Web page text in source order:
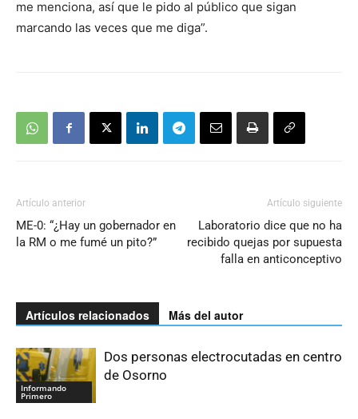
me menciona, así que le pido al público que sigan
marcando las veces que me diga”.
Artículo anterior
ME-0: “¿Hay un gobernador en
la RM o me fumé un pito?”
Artículo siguiente
Laboratorio dice que no ha
recibido quejas por supuesta
falla en anticonceptivo
Artículos relacionados Más del autor
Informando
Primero
Dos personas electrocutadas en centro
de Osorno